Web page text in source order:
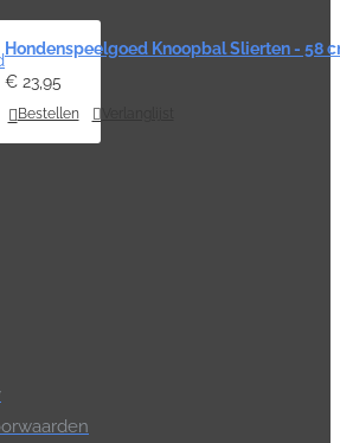
Hondenspeelgoed Knoopbal Slierten - 58
€ 23,95
Bestellen